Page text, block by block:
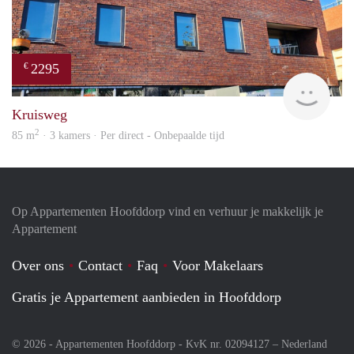
€ 2295
Kruisweg
85 m2 · 3 kamers · Per direct - Onbepaalde tijd
Op Appartementen Hoofddorp vind en verhuur je makkelijk je
Appartement
Over ons Contact Faq
Voor Makelaars
Gratis je Appartement aanbieden in Hoofddorp
© 2026 - Appartementen Hoofddorp - KvK nr. 02094127 – Nederland